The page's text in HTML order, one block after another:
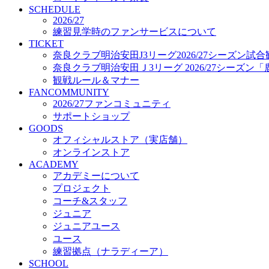
プロジェクト
コーチ&スタッフ
ジュニア
ジュニアユース
ユース
練習拠点（ナラディーア）
SCHOOL
CLUB
2026/27 パートナー企業
パートナー募集
クラブ理念
クラブ情報
サステナビリティ
Web制作支援
応援プロジェクト
SCHEDULE
2026/27
練習見学時のファンサービスについて
TICKET
奈良クラブ明治安田J3リーグ2026/27シーズン試合
奈良クラブ明治安田Ｊ3リーグ 2026/27シーズン「
観戦ルール＆マナー
FANCOMMUNITY
2026/27ファンコミュニティ
サポートショップ
GOODS
オフィシャルストア（実店舗）
オンラインストア
ACADEMY
アカデミーについて
プロジェクト
コーチ&スタッフ
ジュニア
ジュニアユース
ユース
練習拠点（ナラディーア）
SCHOOL